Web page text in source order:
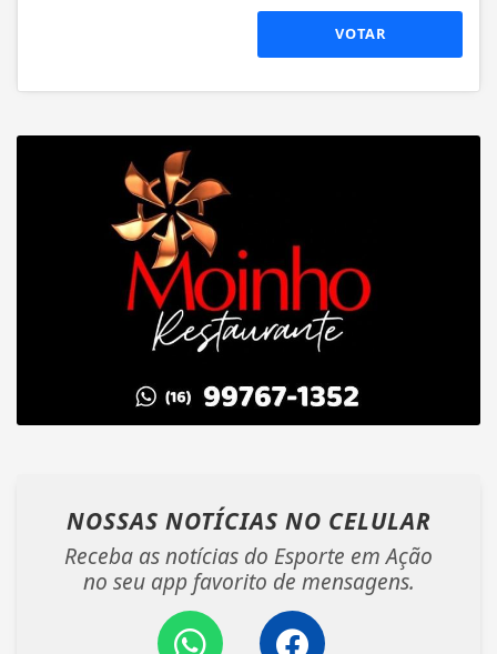
VOTAR
NOSSAS NOTÍCIAS NO CELULAR
Receba as notícias do Esporte em Ação
no seu app favorito de mensagens.